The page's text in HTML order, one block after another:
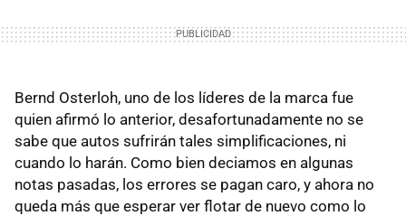
Bernd Osterloh, uno de los líderes de la marca fue
quien afirmó lo anterior, desafortunadamente no se
sabe que autos sufrirán tales simplificaciones, ni
cuando lo harán. Como bien deciamos en algunas
notas pasadas, los errores se pagan caro, y ahora no
queda más que esperar ver flotar de nuevo como lo